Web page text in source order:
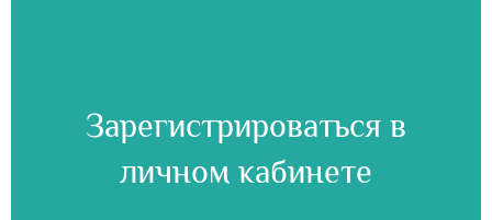
Зарегистрироваться в
личном кабинете